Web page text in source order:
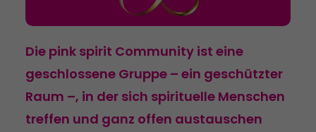
Die pink spirit Community ist eine
geschlossene Gruppe – ein geschützter
Raum –, in der sich spirituelle Menschen
treffen und ganz offen austauschen